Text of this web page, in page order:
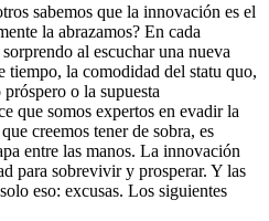
sabemos que la innovación es el
la abrazamos? En cada
al escuchar una nueva
tiempo, la comodidad del statu quo,
o la supuesta
que somos expertos en evadir la
creemos tener de sobra, es
entre las manos. La innovación
para sobrevivir y prosperar. Y las
eso: excusas. Los siguientes